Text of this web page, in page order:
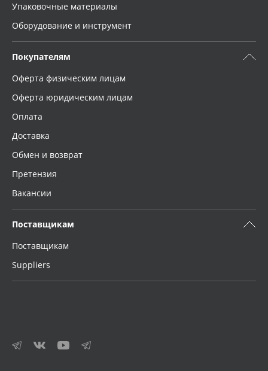
Упаковочные материалы
Оборудование и инструмент
Покупателям
Оферта физическим лицам
Оферта юридическим лицам
Оплата
Доставка
Обмен и возврат
Претензия
Вакансии
Поставщикам
Поставщикам
Suppliers